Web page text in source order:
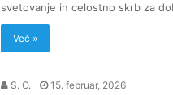
svetovanje in celostno skrb za
Več »
S. O. 15. februar, 2026